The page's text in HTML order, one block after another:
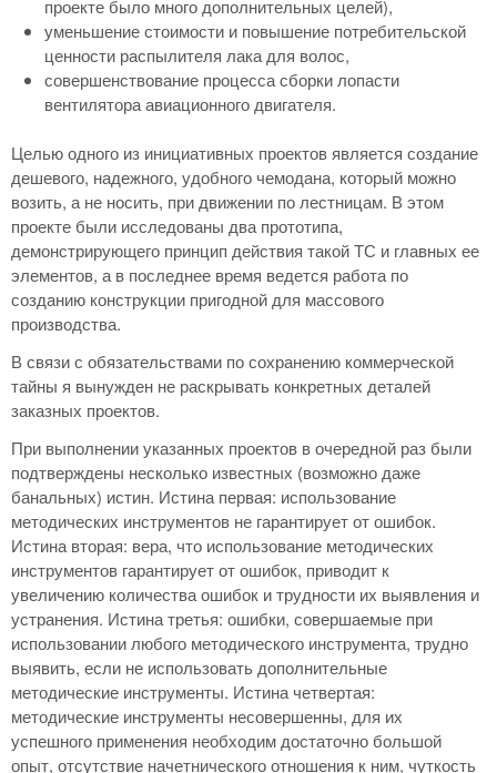
проекте было много дополнительных целей),
уменьшение стоимости и повышение потребительской
ценности распылителя лака для волос,
совершенствование процесса сборки лопасти
вентилятора авиационного двигателя.
Целью одного из инициативных проектов является создание
дешевого, надежного, удобного чемодана, который можно
возить, а не носить, при движении по лестницам. В этом
проекте были исследованы два прототипа,
демонстрирующего принцип действия такой ТС и главных ее
элементов, а в последнее время ведется работа по
созданию конструкции пригодной для массового
производства.
В связи с обязательствами по сохранению коммерческой
тайны я вынужден не раскрывать конкретных деталей
заказных проектов.
При выполнении указанных проектов в очередной раз были
подтверждены несколько известных (возможно даже
банальных) истин. Истина первая: использование
методических инструментов не гарантирует от ошибок.
Истина вторая: вера, что использование методических
инструментов гарантирует от ошибок, приводит к
увеличению количества ошибок и трудности их выявления и
устранения. Истина третья: ошибки, совершаемые при
использовании любого методического инструмента, трудно
выявить, если не использовать дополнительные
методические инструменты. Истина четвертая:
методические инструменты несовершенны, для их
успешного применения необходим достаточно большой
опыт, отсутствие начетнического отношения к ним, чуткость